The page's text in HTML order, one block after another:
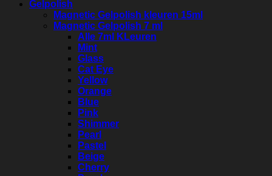
Gelpolish
Magnetic Gelpolish kleuren 15ml
Magnetic Gelpolish 7 ml
Alle 7ml KLeuren
Mint
Glass
Cat Eye
Yellow
Orange
Blue
Pink
Shimmer
Pearl
Pastel
Beige
Cherry